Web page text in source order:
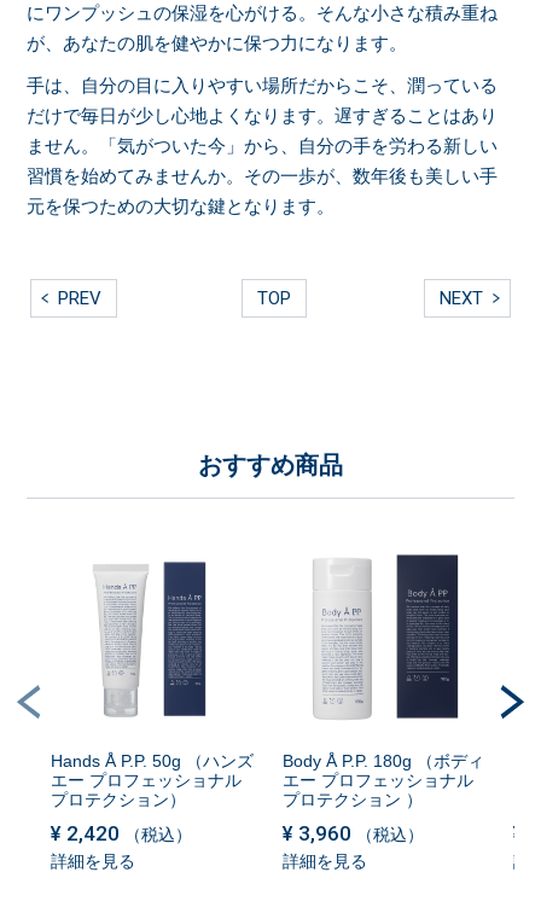
にワンプッシュの保湿を心がける。そんな小さな積み重ね
が、あなたの肌を健やかに保つ力になります。
手は、自分の目に入りやすい場所だからこそ、潤っている
だけで毎日が少し心地よくなります。遅すぎることはあり
ません。「気がついた今」から、自分の手を労わる新しい
習慣を始めてみませんか。その一歩が、数年後も美しい手
元を保つための大切な鍵となります。
PREV TOP NEXT
おすすめ商品
Hands Å P.P. 50g （ハンズ
エー プロフェッショナル
プロテクション）
¥ 2,420
（税込）
詳細を見る
Body Å P.P. 180g （ボディ
エー プロフェッショナル
プロテクション ）
¥ 3,960
（税込）
詳細を見る
¥
詳